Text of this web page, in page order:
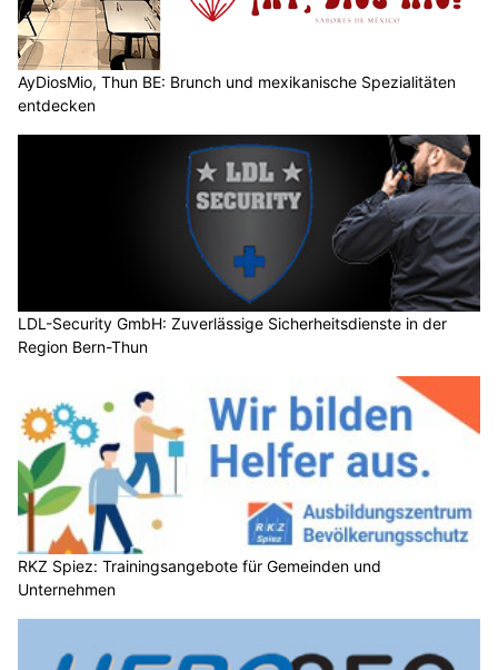
AyDiosMio, Thun BE: Brunch und mexikanische Spezialitäten
entdecken
LDL-Security GmbH: Zuverlässige Sicherheitsdienste in der
Region Bern-Thun
RKZ Spiez: Trainingsangebote für Gemeinden und
Unternehmen